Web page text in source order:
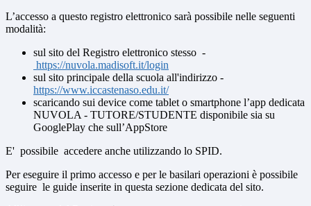
L’accesso a questo registro elettronico sarà possibile nelle seguenti
modalità:
sul sito del Registro elettronico stesso -
https://nuvola.madisoft.it/login
sul sito principale della scuola all'indirizzo -
https://www.iccastenaso.edu.it/
scaricando sui device come tablet o smartphone l’app dedicata
NUVOLA - TUTORE/STUDENTE disponibile sia su
GooglePlay che sull’AppStore
E' possibile accedere anche utilizzando lo SPID.
Per eseguire il primo accesso e per le basilari operazioni è possibile
seguire le guide inserite in questa sezione dedicata del sito.